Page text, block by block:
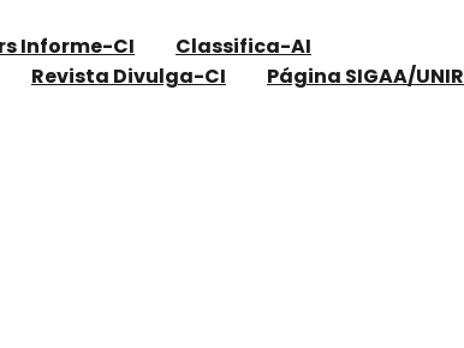
Informe-CI
Classifica-AI
Revista Divulga-CI Página SIGAA/UNIR